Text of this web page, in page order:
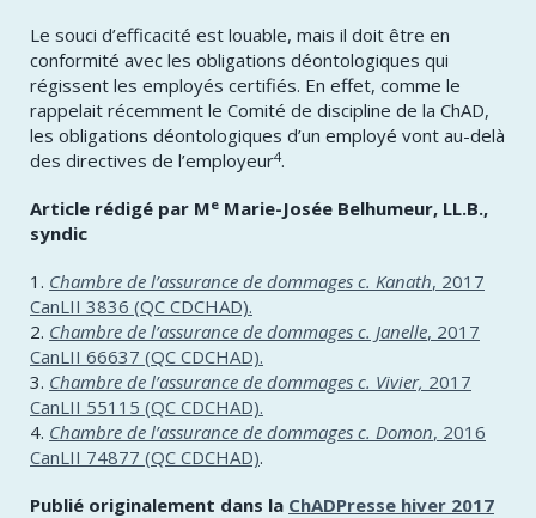
​Le souci d’efficacité est louable, mais il doit être en
conformité avec les obligations déontologiques qui
régissent les employés certifiés. En effet, comme le
rappelait récemment le Comité de discipline de la ChAD,
les obligations déontologiques d’un employé vont au-delà
des directives de l’employeur4.
Article rédigé par ​​Me Marie-Josée Belhumeur, LL.B.,
syndic
1. Chambre de l’assurance de dommages c. Kanath, 2017
CanLII 3836 (QC CDCHAD).
2. Chambre de l’assurance de dommages c. Janelle, 2017
CanLII 66637 (QC CDCHAD).
3. Chambre de l’assurance de dommages c. Vivier, 2017
CanLII 55115 (QC CDCHAD).
4. Chambre de l’assurance de dommages c. Domon, 2016
CanLII 74877 (QC CDCHAD).
Publié originalement dans la ChADPresse hiver 2017